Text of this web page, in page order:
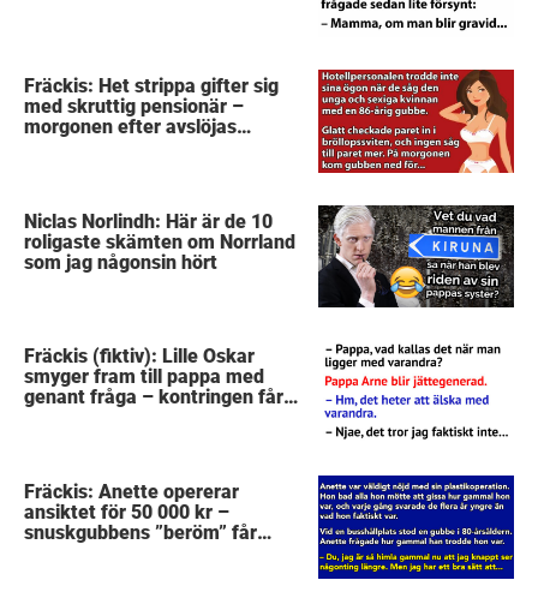
Fräckis: Het strippa gifter sig
med skruttig pensionär –
morgonen efter avslöjas
Niclas Norlindh: Här är de 10
roligaste skämten om Norrland
som jag någonsin hört
Fräckis (fiktiv): Lille Oskar
smyger fram till pappa med
genant fråga – kontringen får
Fräckis: Anette opererar
ansiktet för 50 000 kr –
snuskgubbens ”beröm” får